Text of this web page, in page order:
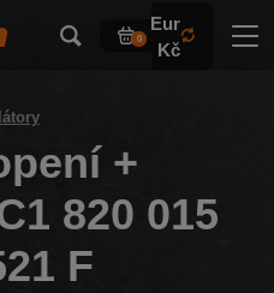
0
Eur
Kč
+
820 015
F